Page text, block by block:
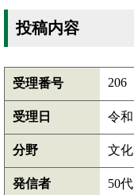
投稿内容
受理番号 206
受理日 令
分野 文
発信者 50